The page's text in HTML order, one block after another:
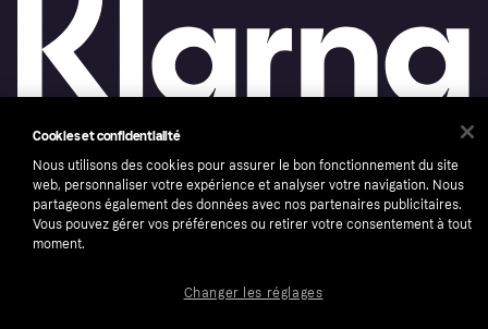
Copyright © 2005-2026 Klarna Bank AB (publ). Headquarters: Stockholm, Sweden. All
rights reserved. Klarna Bank AB (publ). Sveavägen 46, 111 34 Stockholm. Organization
number: 556737-0431
ConditionsCookies Klarna.com
Cookies et confidentialité
Nous utilisons des cookies pour assurer le bon fonctionnement du site
web, personnaliser votre expérience et analyser votre navigation. Nous
partageons également des données avec nos partenaires publicitaires.
Vous pouvez gérer vos préférences ou retirer votre consentement à tout
moment.
Changer les réglages